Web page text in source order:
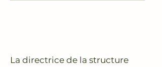
La directrice de la structure